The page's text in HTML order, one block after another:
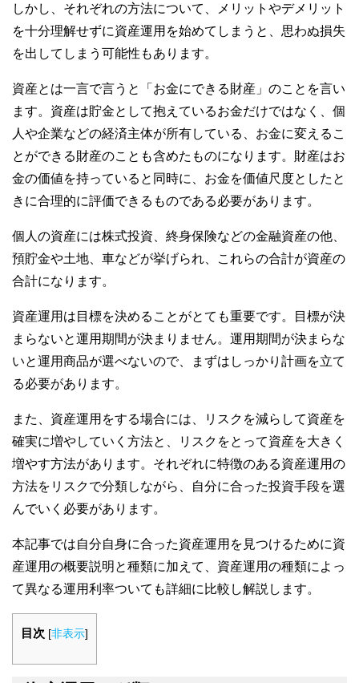
しかし、それぞれの方法について、メリットやデメリット
を十分理解せずに資産運用を始めてしまうと、思わぬ損失
を出してしまう可能性もあります。
資産とは一言で言うと「お金にできる財産」のことを言い
ます。資産は貯金として抱えているお金だけではなく、個
人や企業などの経済主体が所有している、お金に変えるこ
とができる財産のことも含めたものになります。財産はお
金の価値を持っていると同時に、お金を価値尺度としたと
きに合理的に評価できるものである必要があります。
個人の資産には株式投資、終身保険などの金融資産の他、
預貯金や土地、車などが挙げられ、これらの合計が資産の
合計になります。
資産運用は目標を決めることがとても重要です。目標が決
まらないと運用期間が決まりません。運用期間が決まらな
いと運用商品が選べないので、まずはしっかり計画を立て
る必要があります。
また、資産運用をする場合には、リスクを減らして資産を
確実に増やしていく方法と、リスクをとって資産を大きく
増やす方法があります。それぞれに特徴のある資産運用の
方法をリスクで分類しながら、自分に合った投資手段を選
んでいく必要があります。
本記事では自分自身に合った資産運用を見つけるために資
産運用の概要説明と種類に加えて、資産運用の種類によっ
て異なる運用利率ついても詳細に比較し解説します。
目次 [非表示]